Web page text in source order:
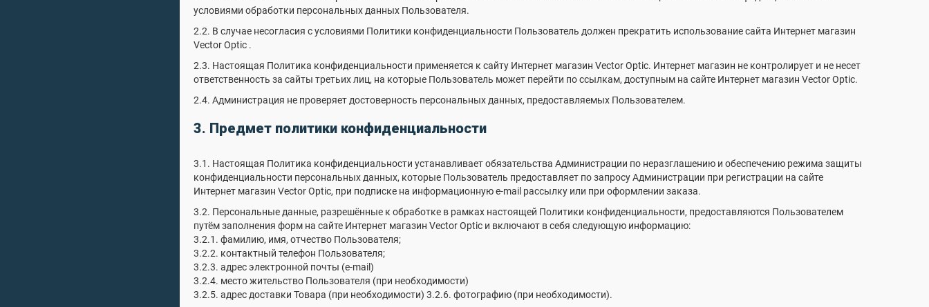
условиями обработки персональных данных Пользователя.
2.2. В случае несогласия с условиями Политики конфиденциальности Пользователь должен прекратить использование сайта Интернет магазин
Vector Optic .
2.3. Настоящая Политика конфиденциальности применяется к сайту Интернет магазин Vector Optic. Интернет магазин не контролирует и не несет
ответственность за сайты третьих лиц, на которые Пользователь может перейти по ссылкам, доступным на сайте Интернет магазин Vector Optic.
2.4. Администрация не проверяет достоверность персональных данных, предоставляемых Пользователем.
3. Предмет политики конфиденциальности
3.1. Настоящая Политика конфиденциальности устанавливает обязательства Администрации по неразглашению и обеспечению режима защиты
конфиденциальности персональных данных, которые Пользователь предоставляет по запросу Администрации при регистрации на сайте
Интернет магазин Vector Optic, при подписке на информационную e-mail рассылку или при оформлении заказа.
3.2. Персональные данные, разрешённые к обработке в рамках настоящей Политики конфиденциальности, предоставляются Пользователем
путём заполнения форм на сайте Интернет магазин Vector Optic и включают в себя следующую информацию:
3.2.1. фамилию, имя, отчество Пользователя;
3.2.2. контактный телефон Пользователя;
3.2.3. адрес электронной почты (e-mail)
3.2.4. место жительство Пользователя (при необходимости)
3.2.5. адрес доставки Товара (при необходимости) 3.2.6. фотографию (при необходимости).